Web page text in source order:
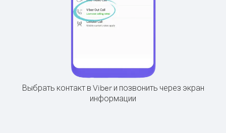
Выбрать контакт в Viber и позвонить через экран
информации